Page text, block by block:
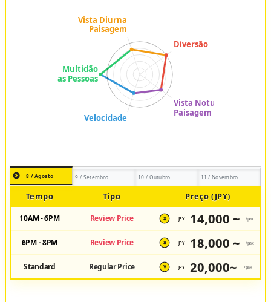
8 / Agosto 9 / Setembro 10 / Outubro 11 / Novembro
Tempo Tipo Preço (JPY)
10AM - 6PM Review Price ¥ JPY 14,000 ~ /pax
6PM - 8PM Review Price ¥ JPY 18,000 ~ /pax
Standard Regular Price ¥ JPY 20,000~ /pax